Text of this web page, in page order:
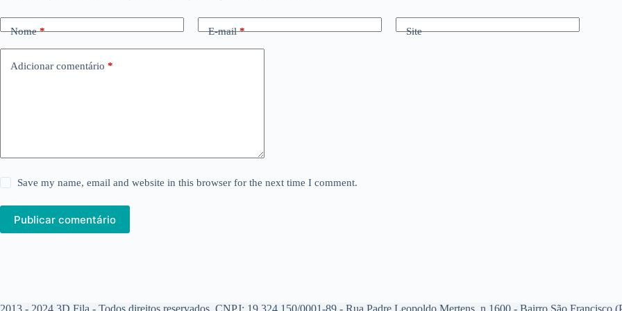
Nome* E-mail* Site
Adicionar comentário *
Save my name, email and website in this browser for the next time I comment.
Publicar comentário